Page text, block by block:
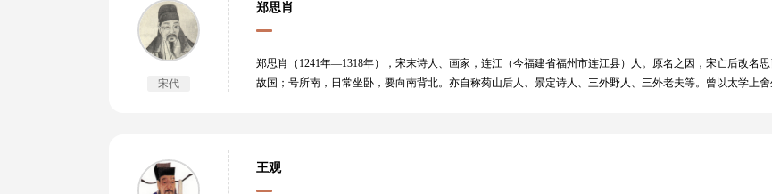
宋代
郑思肖
郑思肖（1241年—1318年），宋末诗人、画家，连江（今福建省福州市连江县）人。原名之因，宋亡后改名
故国；号所南，日常坐卧，要向南背北。亦自称菊山后人、景定诗人、三外野人、三外老夫等。曾以太学上
王观